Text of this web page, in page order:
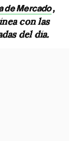
de Mercado,
con las
del día.